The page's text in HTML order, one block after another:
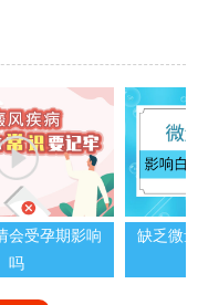
会受孕期影响
吗
缺乏微